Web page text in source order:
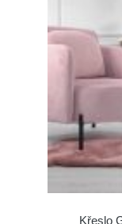
Křeslo